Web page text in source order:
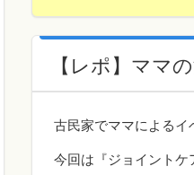
【レポ】ママ
古民家でママによるイ
今回は『ジョイントケ